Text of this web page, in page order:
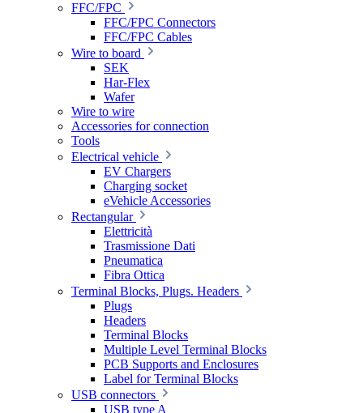
FFC/FPC
FFC/FPC Connectors
FFC/FPC Cables
Wire to board
SEK
Har-Flex
Wafer
Wire to wire
Accessories for connection
Tools
Electrical vehicle
EV Chargers
Charging socket
eVehicle Accessories
Rectangular
Elettricità
Trasmissione Dati
Pneumatica
Fibra Ottica
Terminal Blocks, Plugs. Headers
Plugs
Headers
Terminal Blocks
Multiple Level Terminal Blocks
PCB Supports and Enclosures
Label for Terminal Blocks
USB connectors
USB type A